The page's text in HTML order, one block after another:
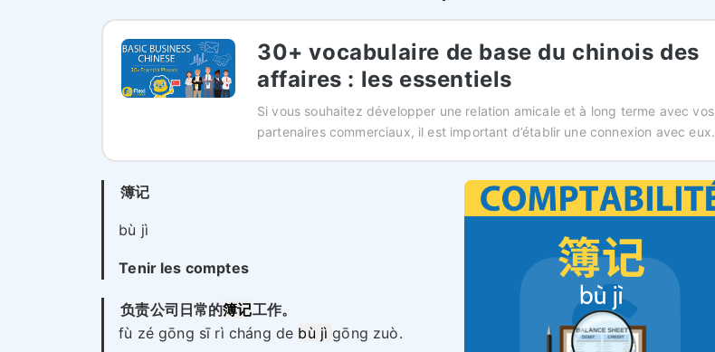
30+ vocabulaire de base du chinois des
affaires : les essentiels
Si vous souhaitez développer une relation amicale et à long terme avec vos
partenaires commerciaux, il est important d’établir une connexion avec eux.
簿记
bù jì
Tenir les comptes
负责公司日常的簿记工作。
fù zé gōng sī rì cháng de bù jìgōng zuò.